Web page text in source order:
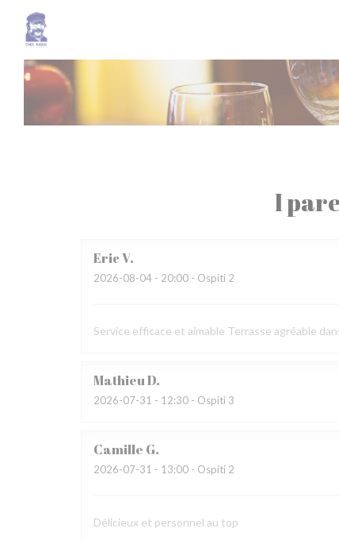
Personalizzazione delle tue scelte sui cookie
I
EricV
2026-08-04 - 20:00 - Ospiti 2
Service efficace et aimable Terrasse agréable
MathieuD
2026-07-31 - 12:30 - Ospiti 3
Camille G
2026-07-31 - 13:00 - Ospiti 2
Délicieux et personnel au top